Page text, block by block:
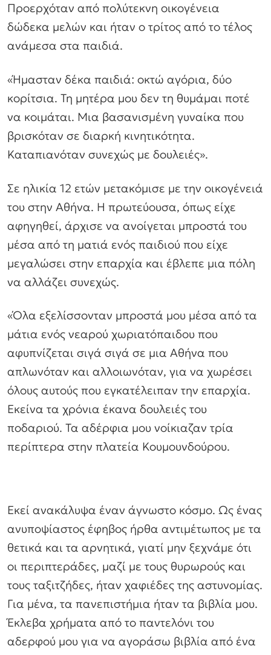
Προερχόταν από πολύτεκνη οικογένεια
δώδεκα μελών και ήταν ο τρίτος από το τέλος
ανάμεσα στα παιδιά.
«Ήμασταν δέκα παιδιά: οκτώ αγόρια, δύο
κορίτσια. Τη μητέρα μου δεν τη θυμάμαι ποτέ
να κοιμάται. Μια βασανισμένη γυναίκα που
βρισκόταν σε διαρκή κινητικότητα.
Καταπιανόταν συνεχώς με δουλειές».
Σε ηλικία 12 ετών μετακόμισε με την οικογένειά
του στην Αθήνα. Η πρωτεύουσα, όπως είχε
αφηγηθεί, άρχισε να ανοίγεται μπροστά του
μέσα από τη ματιά ενός παιδιού που είχε
μεγαλώσει στην επαρχία και έβλεπε μια πόλη
να αλλάζει συνεχώς.
«Όλα εξελίσσονταν μπροστά μου μέσα από τα
μάτια ενός νεαρού χωριατόπαιδου που
αφυπνίζεται σιγά σιγά σε μια Αθήνα που
απλωνόταν και αλλοιωνόταν, για να χωρέσει
όλους αυτούς που εγκατέλειπαν την επαρχία.
Εκείνα τα χρόνια έκανα δουλειές του
ποδαριού. Τα αδέρφια μου νοίκιαζαν τρία
περίπτερα στην πλατεία Κουμουνδούρου.
Εκεί ανακάλυψα έναν άγνωστο κόσμο. Ως ένας
ανυποψίαστος έφηβος ήρθα αντιμέτωπος με τα
θετικά και τα αρνητικά, γιατί μην ξεχνάμε ότι
οι περιπτεράδες, μαζί με τους θυρωρούς και
τους ταξιτζήδες, ήταν χαφιέδες της αστυνομίας.
Για μένα, τα πανεπιστήμια ήταν τα βιβλία μου.
Έκλεβα χρήματα από το παντελόνι του
αδερφού μου για να αγοράσω βιβλία από ένα